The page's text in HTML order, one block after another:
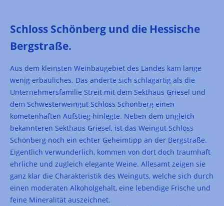
Schloss Schönberg und die Hessische
Bergstraße.
Aus dem kleinsten Weinbaugebiet des Landes kam lange
wenig erbauliches. Das änderte sich schlagartig als die
Unternehmersfamilie Streit mit dem Sekthaus Griesel und
dem Schwesterweingut Schloss Schönberg einen
kometenhaften Aufstieg hinlegte. Neben dem ungleich
bekannteren Sekthaus Griesel, ist das Weingut Schloss
Schönberg noch ein echter Geheimtipp an der Bergstraße.
Eigentlich verwunderlich, kommen von dort doch traumhaft
ehrliche und zugleich elegante Weine. Allesamt zeigen sie
ganz klar die Charakteristik des Weinguts, welche sich durch
einen moderaten Alkoholgehalt, eine lebendige Frische und
feine Mineralität auszeichnet.